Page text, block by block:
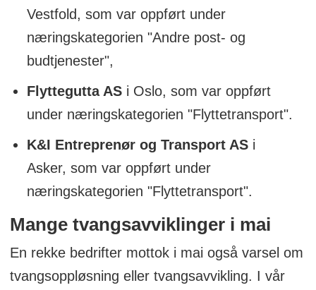
Vestfold, som var oppført under
næringskategorien "Andre post- og
budtjenester",
Flyttegutta ASi Oslo, som var oppført
under næringskategorien "Flyttetransport".
K&I Entreprenør og Transport ASi
Asker, som var oppført under
næringskategorien "Flyttetransport".
Mange tvangsavviklinger i mai
En rekke bedrifter mottok i mai også varsel om
tvangsoppløsning eller tvangsavvikling. I vår